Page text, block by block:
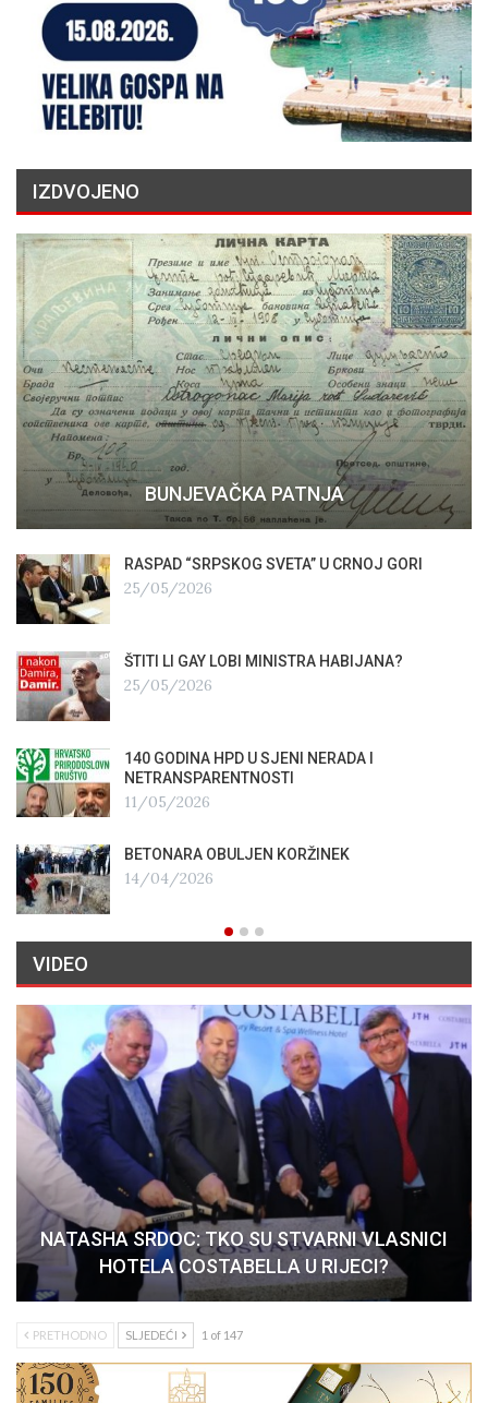
IZDVOJENO
BUNJEVAČKA PATNJA
RASPAD “SRPSKOG SVETA” U CRNOJ GORI
25/05/2026
ŠTITI LI GAY LOBI MINISTRA HABIJANA?
25/05/2026
140 GODINA HPD U SJENI NERADA I
NETRANSPARENTNOSTI
11/05/2026
BETONARA OBULJEN KORŽINEK
14/04/2026
VIDEO
NATASHA SRDOC: TKO SU STVARNI VLASNICI
HOTELA COSTABELLA U RIJECI?
PRETHODNO SLJEDEĆI 1 of 147